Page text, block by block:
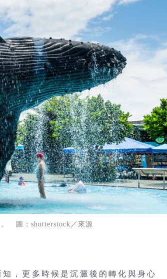
圖：shutterstock／來源
，更多時候是沉澱後的轉化與身心